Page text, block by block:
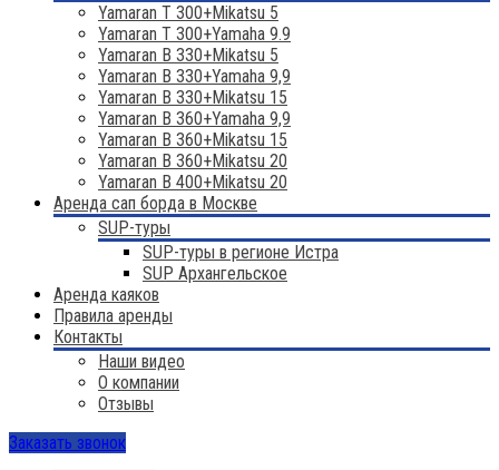
Yamaran T 300+Mikatsu 5
Yamaran T 300+Yamaha 9.9
Yamaran B 330+Mikatsu 5
Yamaran B 330+Yamaha 9,9
Yamaran B 330+Mikatsu 15
Yamaran B 360+Yamaha 9,9
Yamaran B 360+Mikatsu 15
Yamaran B 360+Mikatsu 20
Yamaran B 400+Mikatsu 20
Аренда сап борда в Москве
SUP-туры
SUP-туры в регионе Истра
SUP Архангельское
Аренда каяков
Правила аренды
Контакты
Наши видео
О компании
Отзывы
Заказать звонок